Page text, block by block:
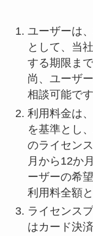
ユーザーは
として、当
する期限ま
尚、ユーザ
相談可能です
利用料金は
を基準とし
のライセン
月から12か
ーザーの希
利用料全額と
ライセンス
はカード決